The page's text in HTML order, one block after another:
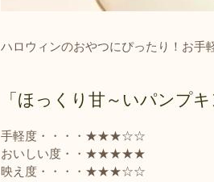
ハロウィンのおやつにぴったり！お手
「ほっくり甘～いパンプキ
手軽度・・・・★★★☆☆
おいしい度・・★★★★★
映え度・・・・★★★☆☆